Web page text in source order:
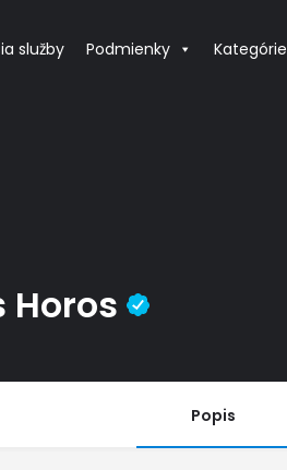
služby Podmienky Kategórie
Horos
Popis